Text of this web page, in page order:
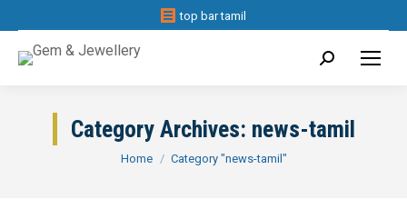
top bar tamil
Search:
Category Archives: news-tamil
You are here:
Home Category "news-tamil"